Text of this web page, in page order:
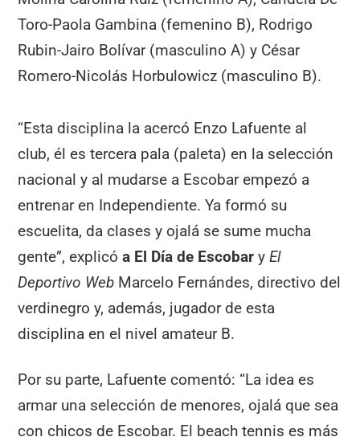
Toro-Paola Gambina (femenino B), Rodrigo
Rubin-Jairo Bolívar (masculino A) y César
Romero-Nicolás Horbulowicz (masculino B).
“Esta disciplina la acercó Enzo Lafuente al
club, él es tercera pala (paleta) en la selección
nacional y al mudarse a Escobar empezó a
entrenar en Independiente. Ya formó su
escuelita, da clases y ojalá se sume mucha
gente”, explicóa El Día de Escobar yEl
Deportivo Web Marcelo Fernándes, directivo del
verdinegro y, además, jugador de esta
disciplina en el nivel amateur B.
Por su parte, Lafuente comentó: “La idea es
armar una selección de menores, ojalá que sea
con chicos de Escobar. El beach tennis es más